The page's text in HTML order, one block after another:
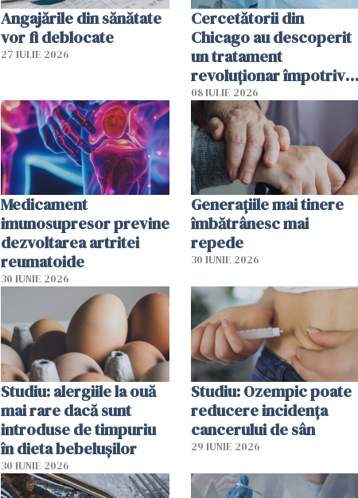
Angajările din sănătate
vor fi deblocate
27 IULIE 2026
Cercetătorii din
Chicago au descoperit
un tratament
revoluționar împotriva
cancerului. Sunt
folosite chiar bacteriile
tumorale
08 IULIE 2026
Medicament
imunosupresor previne
dezvoltarea artritei
reumatoide
30 IUNIE 2026
Generațiile mai tinere
îmbătrânesc mai
repede
30 IUNIE 2026
Studiu: alergiile la ouă
mai rare dacă sunt
introduse de timpuriu
în dieta bebelușilor
30 IUNIE 2026
Studiu: Ozempic poate
reducere incidența
cancerului de sân
29 IUNIE 2026